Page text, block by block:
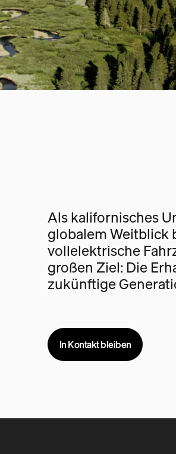
Als kalifornisches
globalem Weitblick
vollelektrische
großen Ziel: Die
zukünftige
In Kontakt bleiben